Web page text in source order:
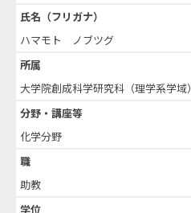
氏名（フリガナ）
ハマモト ノブツグ
所属
大学院創成科学研究科（理学系学域）
分野・講座等
化学分野
職
助教
学位